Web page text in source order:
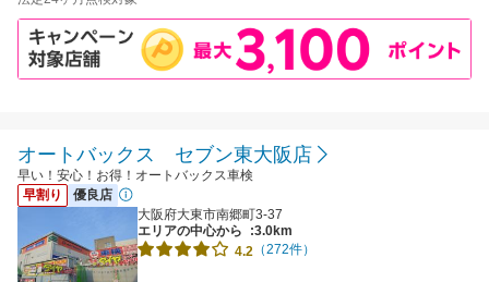
オートバックス セブン東大阪店
早い！安心！お得！オートバックス車検
早割り
優良店
大阪府大東市南郷町3-37
エリアの中心から
:3.0km
4.2 （272件）